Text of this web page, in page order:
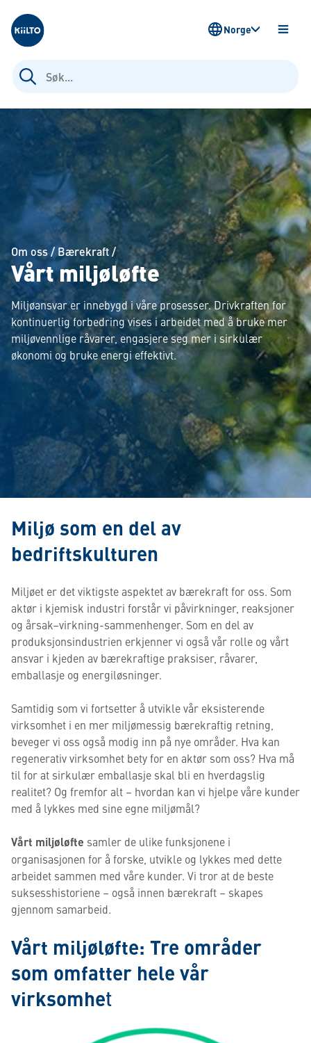
Kiilto Norway
Søk
etter:
ÅPNE
Norge
Om oss/ Bærekraft/
Vårt miljøløfte
Miljøansvar er innebygd i våre prosesser. Drivkraften for
kontinuerlig forbedring vises i arbeidet med å bruke mer
miljøvennlige råvarer, engasjere seg mer i sirkulær
økonomi og bruke energi effektivt.
Miljø som en del av
bedriftskulturen
Miljøet er det viktigste aspektet av bærekraft for oss. Som
aktør i kjemisk industri forstår vi påvirkninger, reaksjoner
og årsak–virkning-sammenhenger. Som en del av
produksjonsindustrien erkjenner vi også vår rolle og vårt
ansvar i kjeden av bærekraftige praksiser, råvarer,
emballasje og energiløsninger.
Samtidig som vi fortsetter å utvikle vår eksisterende
virksomhet i en mer miljømessig bærekraftig retning,
beveger vi oss også modig inn på nye områder. Hva kan
regenerativ virksomhet bety for en aktør som oss? Hva må
til for at sirkulær emballasje skal bli en hverdagslig
realitet? Og fremfor alt – hvordan kan vi hjelpe våre kunder
med å lykkes med sine egne miljømål?
Vårt miljøløfte samler de ulike funksjonene i
organisasjonen for å forske, utvikle og lykkes med dette
arbeidet sammen med våre kunder. Vi tror at de beste
suksesshistoriene – også innen bærekraft – skapes
gjennom samarbeid.
Vårt miljøløfte: Tre områder
som omfatter hele vår
virksomhet